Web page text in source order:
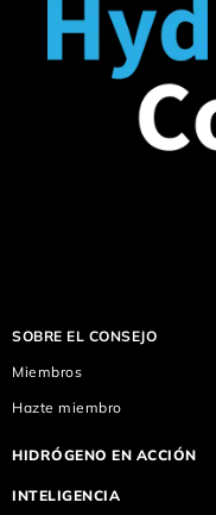
SOBRE EL CONSEJO
Miembros
Hazte miembro
HIDRÓGENO EN ACCIÓN
INTELIGENCIA